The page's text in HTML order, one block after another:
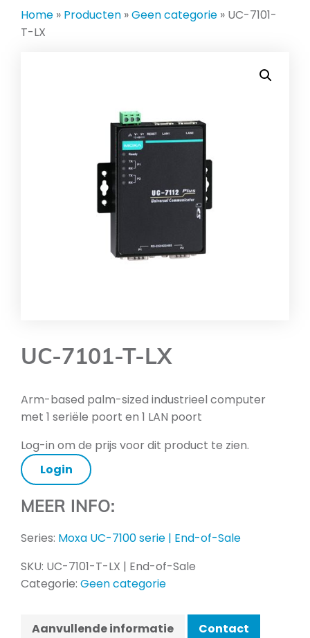
Home » Producten »Geen categorie » UC-7101-
T-LX
UC-7101-T-LX
Arm-based palm-sized industrieel computer
met 1 seriële poort en 1 LAN poort
Log-in om de prijs voor dit product te zien.
Login
MEER INFO:
Series: Moxa UC-7100 serie | End-of-Sale
SKU: UC-7101-T-LX | End-of-Sale
Categorie: Geen categorie
Aanvullende informatie Contact